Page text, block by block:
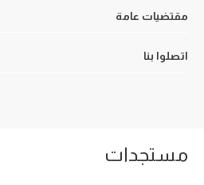
مقتضيات عامة
اتصلوا بنا
مستجدات